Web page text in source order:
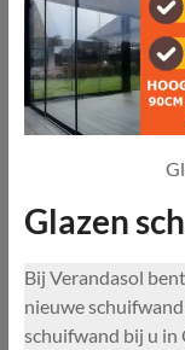
Glazen
Bij Verandasol
nieuwe
schuifwand bij u in